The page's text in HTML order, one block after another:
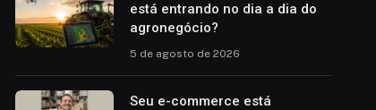
está entrando no dia a dia do
agronegócio?
5 de agosto de 2026
Seu e-commerce está